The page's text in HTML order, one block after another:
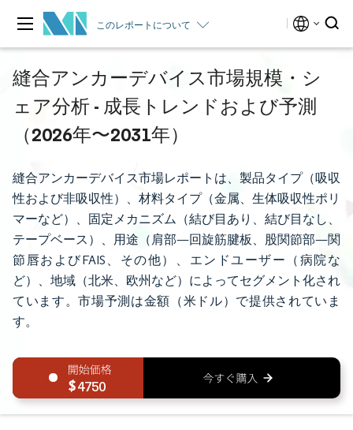
このレポートについて
縫合アンカーデバイス市場規模・シ
ェア分析 - 成長トレンドおよび予測
（2026年〜2031年）
縫合アンカーデバイス市場レポートは、製品タイプ（吸収
性および非吸収性）、材料タイプ（金属、生体吸収性ポリ
マーなど）、固定メカニズム（結び目あり、結び目なし、
テープベース）、用途（肩部—回旋筋腱板、股関節部—関
節唇およびFAIS、その他）、エンドユーザー（病院な
ど）、地域（北米、欧州など）によってセグメント化され
ています。市場予測は金額（米ドル）で提供されていま
す。
4750